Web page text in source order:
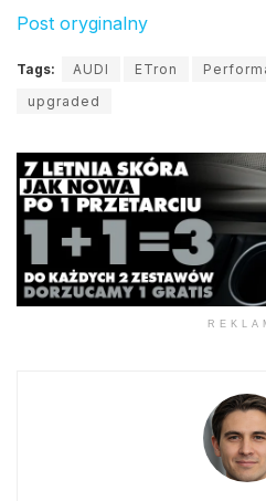
Post oryginalny
Tags: AUDI ETron
upgraded